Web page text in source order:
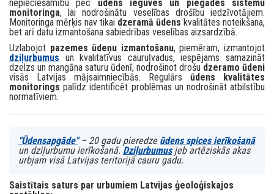
nepieciešamību pēc ūdens ieguves un piegādes sistēmu
monitoringa, lai nodrošinātu veselības drošību iedzīvotājiem.
Monitoringa mērķis nav tikai dzeramā ūdens kvalitātes noteikšana,
bet arī datu izmantošana sabiedrības veselības aizsardzībā.
Uzlabojot pazemes ūdeņu izmantošanu, piemēram, izmantojot
dziļurbumus un kvalitatīvus cauruļvadus, iespējams samazināt
dzelzs un mangāna saturu ūdenī, nodrošinot drošu dzeramo ūdeni
visās Latvijas mājsaimniecībās. Regulārs ūdens kvalitātes
monitorings palīdz identificēt problēmas un nodrošināt atbilstību
normatīviem.
"Ūdensapgāde"– 20 gadu pieredze ūdens spices ierīkošanā
un dziļurbumu ierīkošanā. Dziļurbumusjeb artēziskās akas
urbjam visā Latvijas teritorijā cauru gadu.
Saistītais saturs par urbumiem Latvijas ģeoloģiskajos